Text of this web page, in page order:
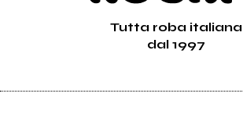
Tutta roba italiana
dal 1997